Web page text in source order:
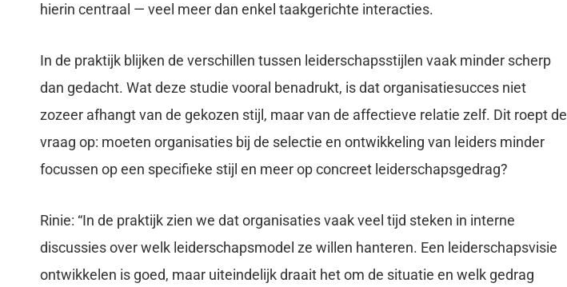
hierin centraal — veel meer dan enkel taakgerichte interacties.
In de praktijk blijken de verschillen tussen leiderschapsstijlen vaak minder scherp
dan gedacht. Wat deze studie vooral benadrukt, is dat organisatiesucces niet
zozeer afhangt van de gekozen stijl, maar van de affectieve relatie zelf. Dit roept de
vraag op: moeten organisaties bij de selectie en ontwikkeling van leiders minder
focussen op een specifieke stijl en meer op concreet leiderschapsgedrag?
Rinie: “In de praktijk zien we dat organisaties vaak veel tijd steken in interne
discussies over welk leiderschapsmodel ze willen hanteren. Een leiderschapsvisie
ontwikkelen is goed, maar uiteindelijk draait het om de situatie en welk gedrag